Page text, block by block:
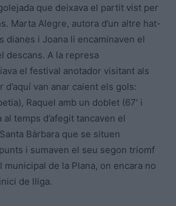
que deixava el partit vist per
Marta Alegre, autora d’un altre hat-
dianes i Joana li encaminaven el
descans. A la represa
el festival anotador visitant als
d’aquí van anar caient els gols:
Raquel amb un doblet (67′ i
al temps d’afegit tancaven el
Bàrbara que se situen
i sumaven el seu segon triomf
de la Plana, on encara no
de lliga.